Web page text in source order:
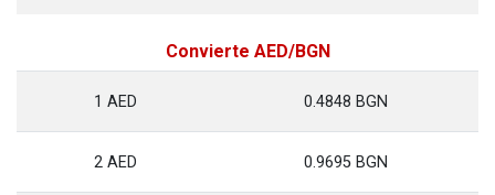
Convierte AED/BGN
1 AED 0.4848 BGN
2 AED 0.9695 BGN